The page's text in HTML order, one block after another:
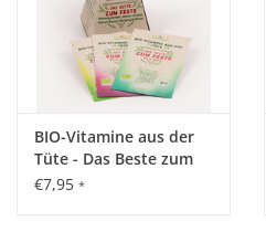
BIO-Vitamine aus der
Tüte - Das Beste zum
Feste
€7,95 *